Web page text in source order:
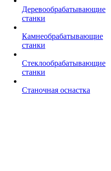
Деревообрабатывающие
станки
Камнеобрабатывающие
станки
Стеклообрабатывающие
станки
Станочная оснастка